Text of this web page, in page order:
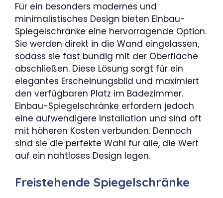
Für ein besonders modernes und
minimalistisches Design bieten Einbau-
Spiegelschränke eine hervorragende Option.
Sie werden direkt in die Wand eingelassen,
sodass sie fast bündig mit der Oberfläche
abschließen. Diese Lösung sorgt für ein
elegantes Erscheinungsbild und maximiert
den verfügbaren Platz im Badezimmer.
Einbau-Spiegelschränke erfordern jedoch
eine aufwendigere Installation und sind oft
mit höheren Kosten verbunden. Dennoch
sind sie die perfekte Wahl für alle, die Wert
auf ein nahtloses Design legen.
Freistehende Spiegelschränke